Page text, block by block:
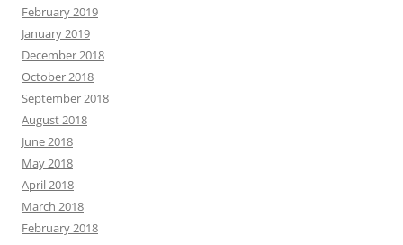
February 2019
January 2019
December 2018
October 2018
September 2018
August 2018
June 2018
May 2018
April 2018
March 2018
February 2018